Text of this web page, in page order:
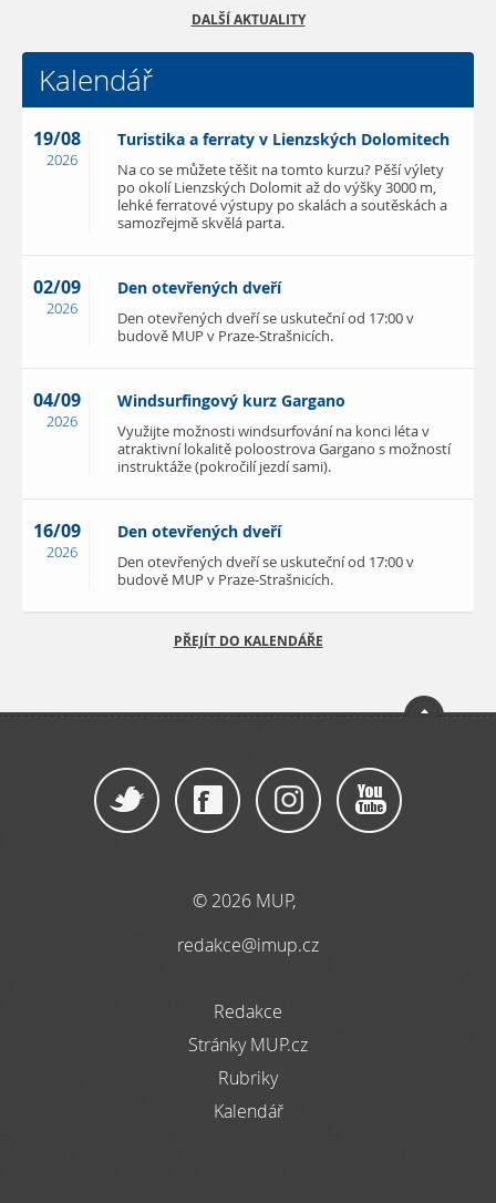
DALŠÍ AKTUALITY
Kalendář
19/08
2026
Turistika a ferraty v Lienzských Dolomitech
Na co se můžete těšit na tomto kurzu? Pěší výlety
po okolí Lienzských Dolomit až do výšky 3000 m,
lehké ferratové výstupy po skalách a soutěskách a
samozřejmě skvělá parta.
02/09
2026
Den otevřených dveří
Den otevřených dveří se uskuteční od 17:00 v
budově MUP v Praze-Strašnicích.
04/09
2026
Windsurfingový kurz Gargano
Využijte možnosti windsurfování na konci léta v
atraktivní lokalitě poloostrova Gargano s možností
instruktáže (pokročilí jezdí sami).
16/09
2026
Den otevřených dveří
Den otevřených dveří se uskuteční od 17:00 v
budově MUP v Praze-Strašnicích.
PŘEJÍT DO KALENDÁŘE
© 2026 MUP,
redakce@imup.cz
Redakce
Stránky MUP.cz
Rubriky
Kalendář